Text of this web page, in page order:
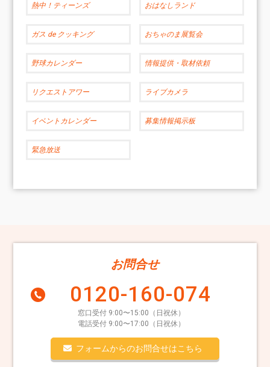
熱中！ティーンズ おはなしランド
ガス de クッキング おちゃのま展覧会
野球カレンダー 情報提供・取材依頼
リクエストアワー ライブカメラ
イベントカレンダー 募集情報掲示板
緊急放送
お問合せ
0120-160-074
窓口受付 9:00〜15:00（日祝休）
電話受付 9:00〜17:00（日祝休）
フォームからのお問合せはこちら